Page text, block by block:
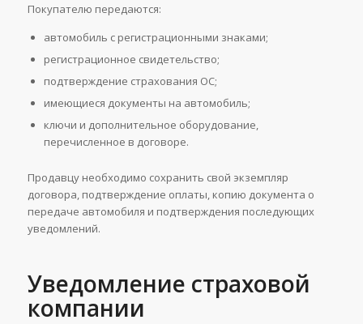
Покупателю передаются:
автомобиль с регистрационными знаками;
регистрационное свидетельство;
подтверждение страхования OC;
имеющиеся документы на автомобиль;
ключи и дополнительное оборудование,
перечисленное в договоре.
Продавцу необходимо сохранить свой экземпляр
договора, подтверждение оплаты, копию документа о
передаче автомобиля и подтверждения последующих
уведомлений.
Уведомление страховой
компании